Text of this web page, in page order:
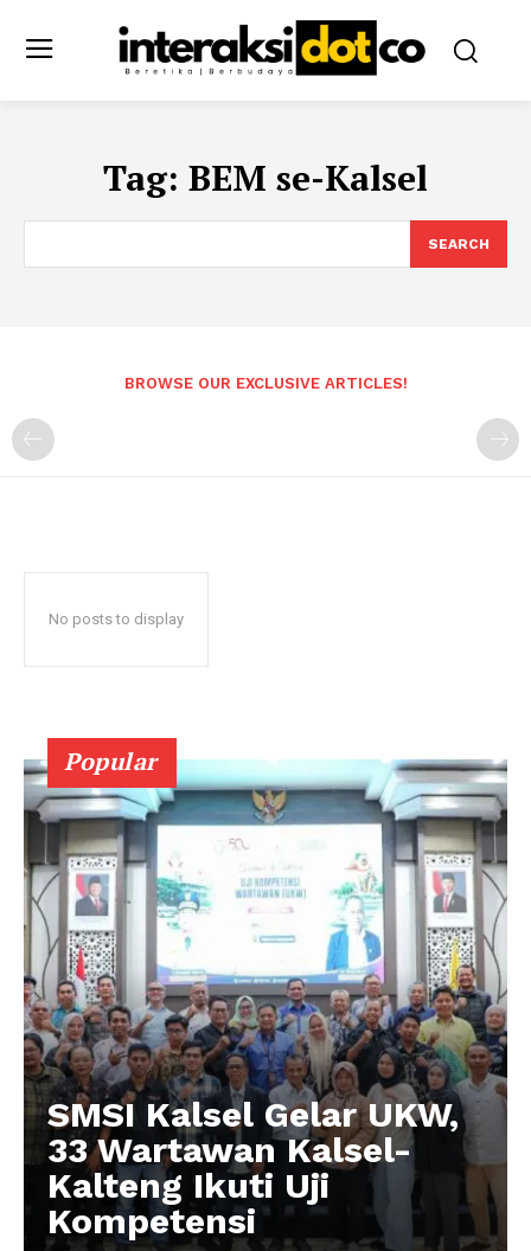
Tag: BEM se-Kalsel
SEARCH
BROWSE OUR EXCLUSIVE ARTICLES!
No posts to display
Popular
SMSI Kalsel Gelar UKW,
33 Wartawan Kalsel-
Kalteng Ikuti Uji
Kompetensi